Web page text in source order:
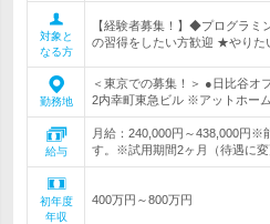
対象と
なる方
【経験者募集！】◆プログラ
の習得をしたい方歓迎 ★やり
勤務地
＜東京での募集！＞ ●日比谷オ
2内幸町東急ビル ※アットホー
給与
月給：240,000円～438,000円※
す。※試用期間2ヶ月（待遇に
初年度
年収
400万円～800万円